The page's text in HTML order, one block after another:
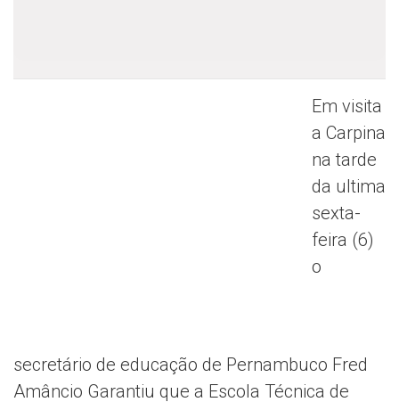
Em visita
a Carpina
na tarde
da ultima
sexta-
feira (6)
o
secretário de educação de Pernambuco Fred
Amâncio Garantiu que a Escola Técnica de